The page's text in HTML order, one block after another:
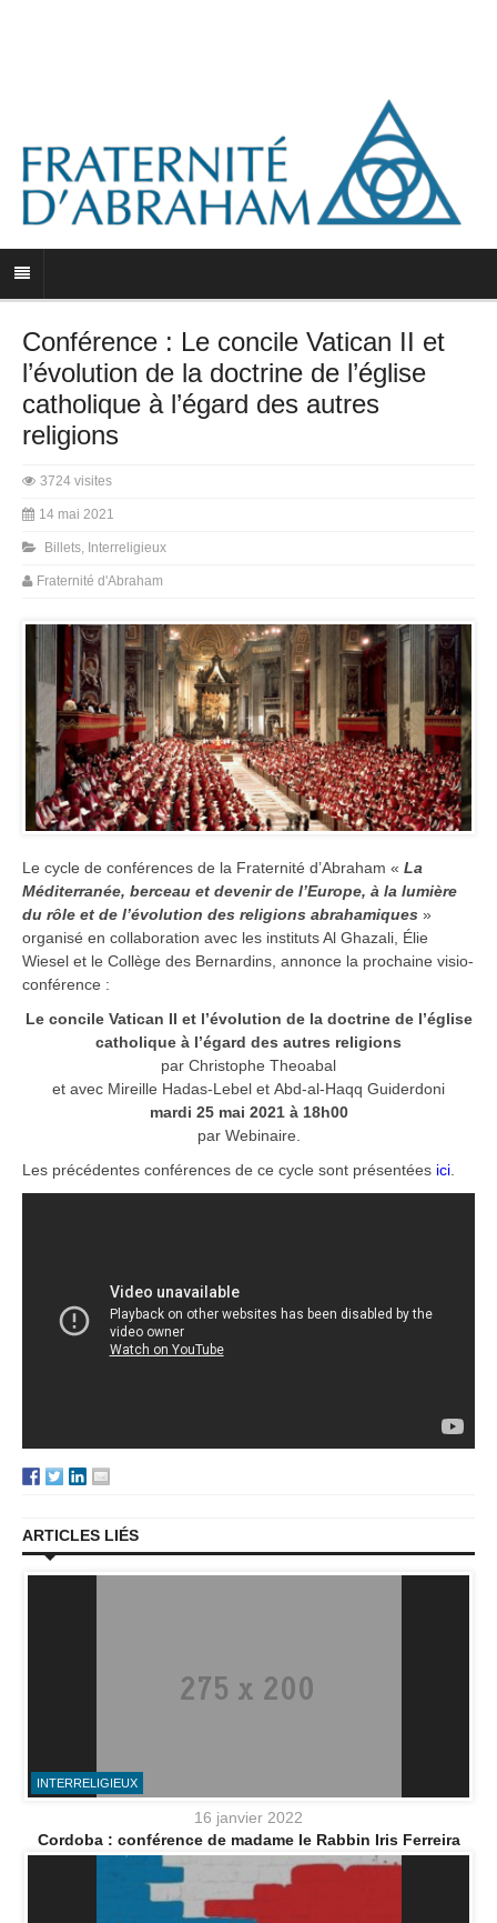
Conférence : Le concile Vatican II et
l’évolution de la doctrine de l’église
catholique à l’égard des autres
religions
3724 visites
14 mai 2021
Billets, Interreligieux
Fraternité d'Abraham
Le cycle de conférences de la Fraternité d’Abraham « La
Méditerranée, berceau et devenir de l’Europe, à la lumière
du rôle et de l’évolution des religions abrahamiques »
organisé en collaboration avec les instituts Al Ghazali, Élie
Wiesel et le Collège des Bernardins, annonce la prochaine visio-
conférence :
Le concile Vatican II et l’évolution de la doctrine de l’église
catholique à l’égard des autres religions
par Christophe Theoabal
et avec Mireille Hadas-Lebel et Abd-al-Haqq Guiderdoni
mardi 25 mai 2021 à 18h00
par Webinaire.
Les précédentes conférences de ce cycle sont présentées ici
ARTICLES LIÉS
INTERRELIGIEUX
16 janvier 2022
Cordoba : conférence de madame le Rabbin Iris Ferreira